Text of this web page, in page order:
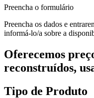
Preencha o formulário
Preencha os dados e
informá-lo/a sobre a
Oferecemos
reconstruídos,
Tipo de Produto